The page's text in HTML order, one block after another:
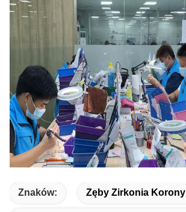
Znaków: Zęby Zirkonia Korony